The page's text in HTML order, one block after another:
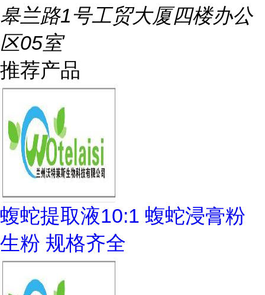
皋兰路1号工贸大厦四楼办公
区05室
推荐产品
蝮蛇提取液10:1 蝮蛇浸膏粉
生粉 规格齐全